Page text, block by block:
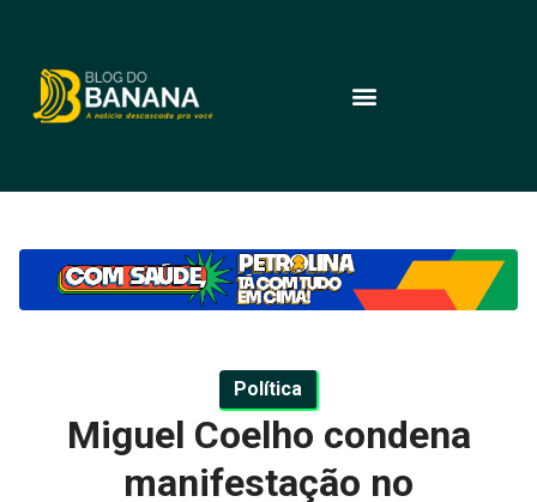
Política
Miguel Coelho condena
manifestação no